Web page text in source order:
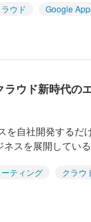
ウド Google
ウド新時代の
を自社開発するだ
スを展開してい
ティング クラウ